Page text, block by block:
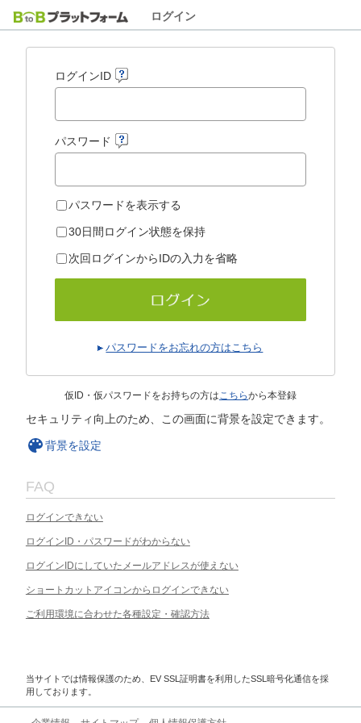
ログイン
ログインID
パスワード
パスワードを表示する
30日間ログイン状態を保持
次回ログインからIDの入力を省略
パスワードをお忘れの方はこちら
仮ID・仮パスワードをお持ちの方はこちらから本登録
セキュリティ向上のため、この画面に背景を設定できます。
背景を設定
FAQ
ログインできない
ログインID・パスワードがわからない
ログインIDにしていたメールアドレスが使えない
ショートカットアイコンからログインできない
ご利用環境に合わせた各種設定・確認方法
当サイトでは情報保護のため、EV SSL証明書を利用したSSL暗号化通信を採
用しております。